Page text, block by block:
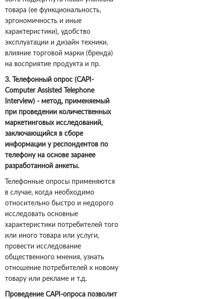
товара (ее функциональность,
эргономичность и иные
характеристики), удобство
эксплуатации и дизайн техники,
влияние торговой марки (бренда)
на восприятие продукта и пр.
3. Телефонный опрос (CAPI -
Computer Assisted Telephone
Interview) - метод, применяемый
при проведении количественных
маркетинговых исследований,
заключающийся в сборе
информации у респондентов по
телефону на основе заранее
разработанной анкеты.
Телефонные опросы применяются
в случае, когда необходимо
относительно быстро и недорого
исследовать основные
характеристики потребителей того
или иного товара или услуги,
провести исследование
общественного мнения, узнать
отношение потребителей к новому
товару или рекламе и т.д.
Проведение CAPI -опроса позволит